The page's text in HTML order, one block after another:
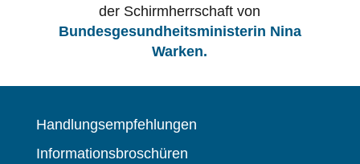
der Schirmherrschaft von
Bundesgesundheitsministerin Nina
Warken.
Handlungsempfehlungen
Informationsbroschüren